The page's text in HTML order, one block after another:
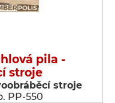
pila -
stroje
stroje
PP-550